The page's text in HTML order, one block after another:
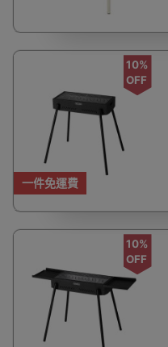
一件免運費
10%
OFF
10%
OFF